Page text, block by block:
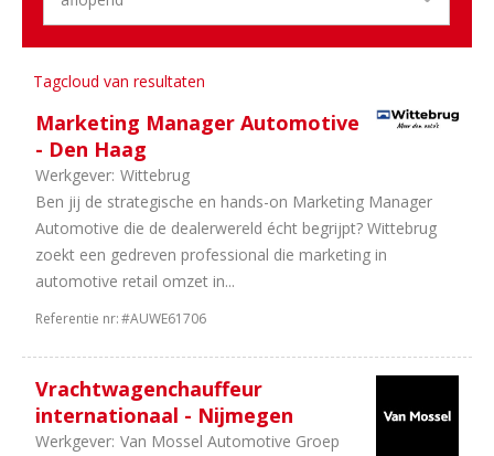
Noord-
Aantal
uren
38
uur
overleg
40
uur
Tagcloud van resultaten
Marketing Manager Automotive
- Den Haag
Werkgever: Wittebrug
Ben jij de strategische en hands-on Marketing Manager
Automotive die de dealerwereld écht begrijpt? Wittebrug
zoekt een gedreven professional die marketing in
automotive retail omzet in...
Referentie nr:#AUWE61706
Vrachtwagenchauffeur
internationaal - Nijmegen
Werkgever: Van Mossel Automotive Groep